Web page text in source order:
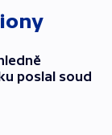
poslal soud